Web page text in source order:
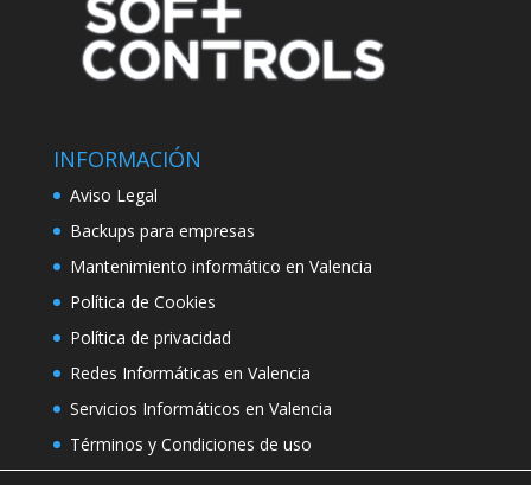
INFORMACIÓN
Aviso Legal
Backups para empresas
Mantenimiento informático en Valencia
Política de Cookies
Política de privacidad
Redes Informáticas en Valencia
Servicios Informáticos en Valencia
Términos y Condiciones de uso